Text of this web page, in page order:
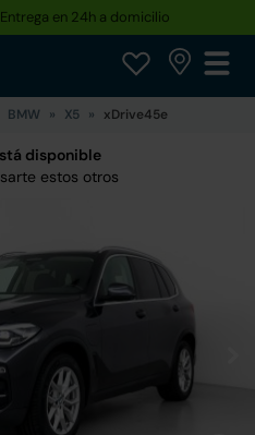
en 24h a domicilio
BMW X5 xDrive45e
disponible
estos otros